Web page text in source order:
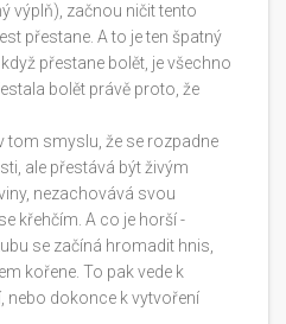
výplň), začnou ničit tento
přestane. A to je ten špatný
přestane bolět, je všechno
bolět právě proto, že
tom smyslu, že se rozpadne
ale přestává být živým
nezachovává svou
křehčím. A co je horší -
se začíná hromadit hnis,
kořene. To pak vede k
nebo dokonce k vytvoření